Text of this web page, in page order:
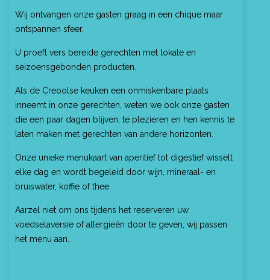
Wij ontvangen onze gasten graag in een chique maar
ontspannen sfeer.
U proeft vers bereide gerechten met lokale en
seizoensgebonden producten.
Als de Creoolse keuken een onmiskenbare plaats
inneemt in onze gerechten, weten we ook onze gasten
die een paar dagen blijven, te plezieren en hen kennis te
laten maken met gerechten van andere horizonten.
Onze unieke menukaart van aperitief tot digestief wisselt
elke dag en wordt begeleid door wijn, mineraal- en
bruiswater, koffie of thee
Aarzel niet om ons tijdens het reserveren uw
voedselaversie of allergieën door te geven, wij passen
het menu aan.